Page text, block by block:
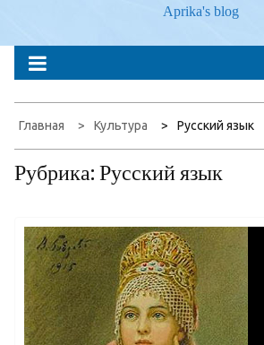
Aprika's blog
Главная Культура Русский язык
Рубрика: Русский язык